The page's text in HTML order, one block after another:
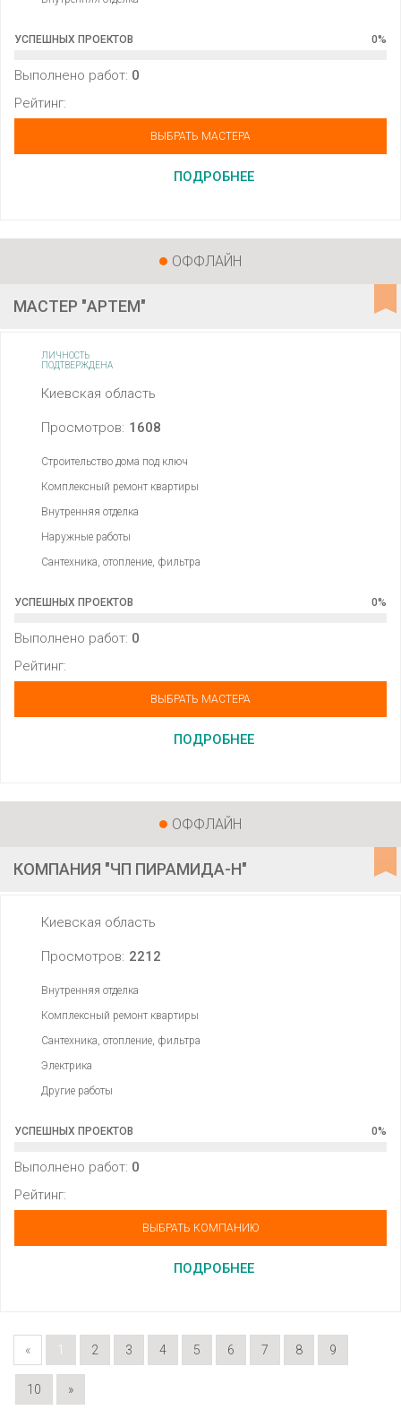
УСПЕШНЫХ ПРОЕКТОВ 0%
Выполнено работ: 0
Рейтинг:
ВЫБРАТЬ МАСТЕРА
ПОДРОБНЕЕ
ОФФЛАЙН
МАСТЕР "АРТЕМ"
ЛИЧНОСТЬ
ПОДТВЕРЖДЕНА
Киевская область
Просмотров: 1608
Строительство дома под ключ
Комплексный ремонт квартиры
Внутренняя отделка
Наружные работы
Сантехника, отопление, фильтра
УСПЕШНЫХ ПРОЕКТОВ 0%
Выполнено работ: 0
Рейтинг:
ВЫБРАТЬ МАСТЕРА
ПОДРОБНЕЕ
ОФФЛАЙН
КОМПАНИЯ "ЧП ПИРАМИДА-Н"
Киевская область
Просмотров: 2212
Внутренняя отделка
Комплексный ремонт квартиры
Сантехника, отопление, фильтра
Электрика
Другие работы
УСПЕШНЫХ ПРОЕКТОВ 0%
Выполнено работ: 0
Рейтинг:
ВЫБРАТЬ КОМПАНИЮ
ПОДРОБНЕЕ
« 1 2 3 4 5 6 7 8 9
10 »